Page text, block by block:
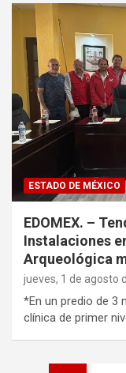
ESTADO DE MÉXICO
EDOMEX. –
Instalaciones
Arqueológica
jueves, 1 de agosto
*En un predio de 3
clínica de primer